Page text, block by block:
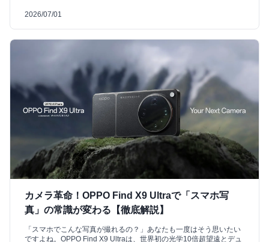
2026/07/01
カメラ革命！OPPO Find X9 Ultraで「スマホ写
真」の常識が変わる【徹底解説】
「スマホでこんな写真が撮れるの？」あなたも一度はそう思いたい
ですよね。OPPO Find X9 Ultraは、世界初の光学10倍超望遠とデュ